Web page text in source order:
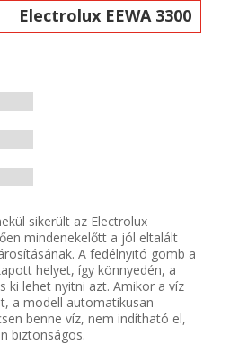
Electrolux EEWA 3300
sikerült az Electrolux
mindenekelőtt a jól eltalált
A fedélnyitó gomb a
helyet, így könnyedén, a
ki lehet nyitni azt. Amikor a víz
a modell automatikusan
benne víz, nem indítható el,
biztonságos.